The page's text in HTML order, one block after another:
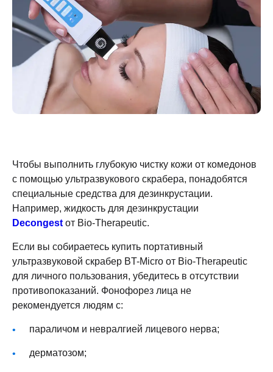
Чтобы выполнить глубокую чистку кожи от комедонов
с помощью ультразвукового скрабера, понадобятся
специальные средства для дезинкрустации.
Например, жидкость для дезинкрустации
Decongest от Bio-Therapeutic.
Если вы собираетесь купить портативный
ультразвуковой скрабер BT-Micro от Bio-Therapeutic
для личного пользования, убедитесь в отсутствии
противопоказаний. Фонофорез лица не
рекомендуется людям с:
параличом и невралгией лицевого нерва;
дерматозом;